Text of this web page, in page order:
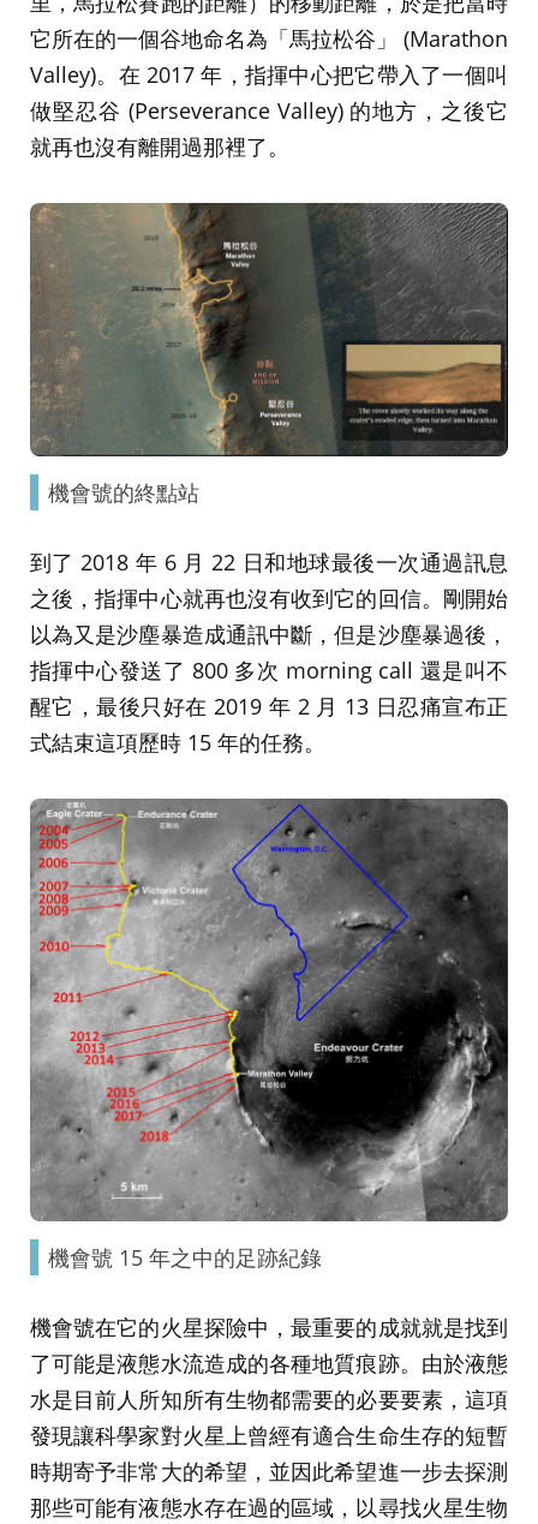
它所在的一個谷地命名為「馬拉松谷」 (Marathon
Valley)。在 2017 年，指揮中心把它帶入了一個叫
做堅忍谷 (Perseverance Valley) 的地方，之後它
就再也沒有離開過那裡了。
機會號的終點站
到了 2018 年 6 月 22 日和地球最後一次通過訊息
之後，指揮中心就再也沒有收到它的回信。剛開始
以為又是沙塵暴造成通訊中斷，但是沙塵暴過後，
指揮中心發送了 800 多次 morning call 還是叫不
醒它，最後只好在 2019 年 2 月 13 日忍痛宣布正
式結束這項歷時 15 年的任務。
機會號 15 年之中的足跡紀錄
機會號在它的火星探險中，最重要的成就就是找到
了可能是液態水流造成的各種地質痕跡。由於液態
水是目前人所知所有生物都需要的必要要素，這項
發現讓科學家對火星上曾經有適合生命生存的短暫
時期寄予非常大的希望，並因此希望進一步去探測
那些可能有液態水存在過的區域，以尋找火星生物